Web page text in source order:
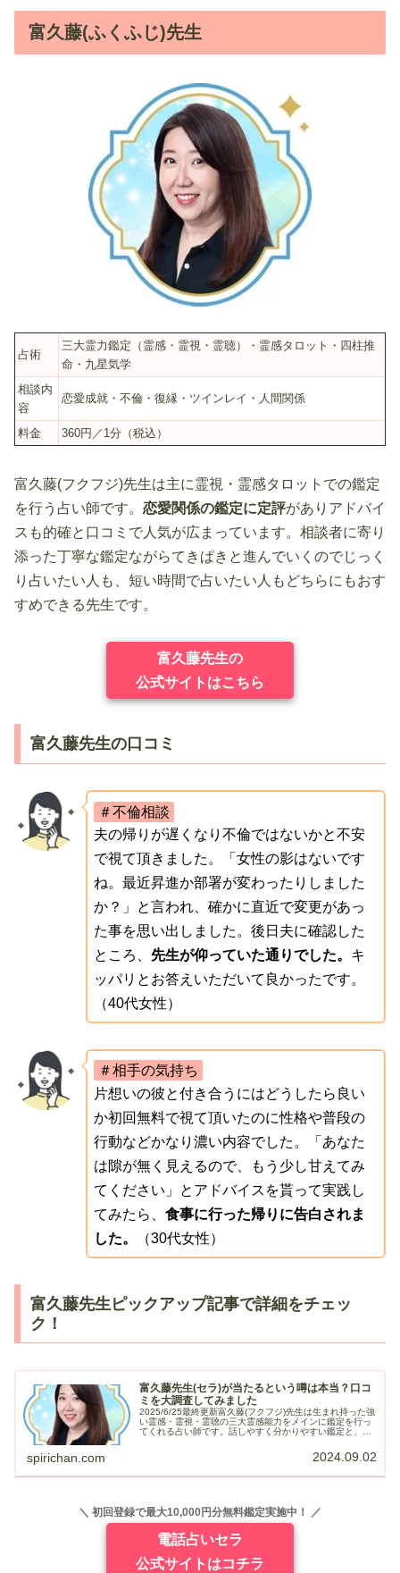
富久藤(ふくふじ)先生
占術
三大霊力鑑定（霊感・霊視・霊聴）・霊感タロット・四柱推
命・九星気学
相談内
容
恋愛成就・不倫・復縁・ツインレイ・人間関係
料金 360円／1分（税込）
富久藤(フクフジ)先生は主に霊視・霊感タロットでの鑑定
を行う占い師です。 恋愛関係の鑑定に定評がありアドバイ
スも的確と口コミで人気が広まっています。相談者に寄り
添った丁寧な鑑定ながらてきぱきと進んでいくのでじっく
り占いたい人も、短い時間で占いたい人もどちらにもおす
すめできる先生です。
富久藤先生の
公式サイトはこちら
富久藤先生の口コミ
＃不倫相談
夫の帰りが遅くなり不倫ではないかと不安
で視て頂きました。「女性の影はないです
ね。最近昇進か部署が変わったりしました
か？」と言われ、確かに直近で変更があっ
た事を思い出しました。後日夫に確認した
ところ、 先生が仰っていた通りでした。 キ
ッパリとお答えいただいて良かったです。
（40代女性）
＃相手の気持ち
片想いの彼と付き合うにはどうしたら良い
か初回無料で視て頂いたのに性格や普段の
行動などかなり濃い内容でした。「あなた
は隙が無く見えるので、もう少し甘えてみ
てください」とアドバイスを貰って実践し
てみたら、 食事に行った帰りに告白されま
した。
（30代女性）
富久藤先生ピックアップ記事で詳細をチェッ
ク！
富久藤先生(セラ)が当たるという噂は本当？口コ
ミを大調査してみました
2025/6/25最終更新富久藤(フクフジ)先生は生まれ持った強
い霊感・霊視・霊聴の三大霊感能力をメインに鑑定を行っ
てくれる占い師です。話しやすく分かりやすい鑑定と、相
spirichan.com 2024.09.02
＼ 初回登録で最大10,000円分無料鑑定実施中！ ／
電話占いセラ
公式サイトはコチラ